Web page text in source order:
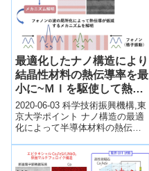
最適化したナノ構造により
結晶性材料の熱伝導率を最
小に~ＭＩを駆使して熱機
能材料の開発へ応用期待~
2020-06-03 科学技術振興機構,東
京大学ポイント ナノ構造の最適
化によって半導体材料の熱伝導
いる。 マテリアルズ・インフォ
マ...